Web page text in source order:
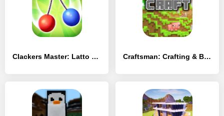
Clackers Master: Latto Latto - [Взлом/МОД Меню] Craftsman: Crafting & Buliding - [Взлом/МОД Меню]